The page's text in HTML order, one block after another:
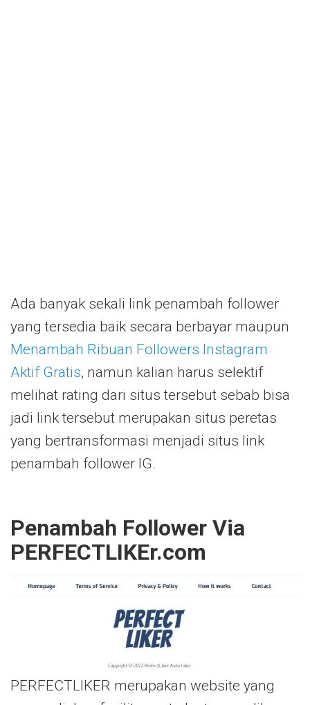
Ada banyak sekali link penambah follower
yang tersedia baik secara berbayar maupun
Menambah Ribuan Followers Instagram
Aktif Gratis, namun kalian harus selektif
melihat rating dari situs tersebut sebab bisa
jadi link tersebut merupakan situs peretas
yang bertransformasi menjadi situs link
penambah follower IG.
Penambah Follower Via
PERFECTLIKEr.com
PERFECTLIKER merupakan website yang